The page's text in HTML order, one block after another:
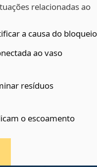
relacionadas ao
a causa do bloqueio
ao vaso
resíduos
o escoamento